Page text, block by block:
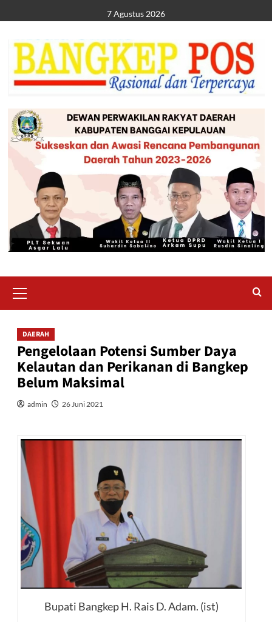
to
content
7 Agustus 2026
Menu
DAERAH
Pengelolaan Potensi Sumber Daya
Kelautan dan Perikanan di Bangkep
Belum Maksimal
admin 26 Juni 2021
Bupati Bangkep H. Rais D. Adam. (ist)